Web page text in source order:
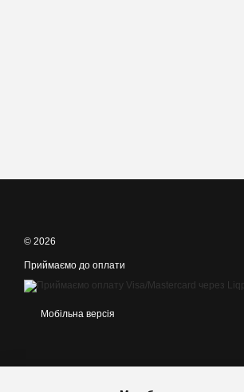
© 2026
Приймаємо до оплати
Мобільна версія